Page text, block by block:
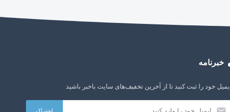
خبرنامه
ایمیل خود را ثبت کنید تا از آخرین تخفیف‌های سایت باخبر باشید